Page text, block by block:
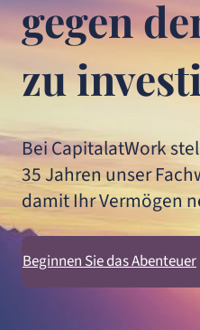
gegen
zu
Bei CapitalatWork
35 Jahren unser
damit Ihr Vermögen
Beginnen Sie das Abenteuer